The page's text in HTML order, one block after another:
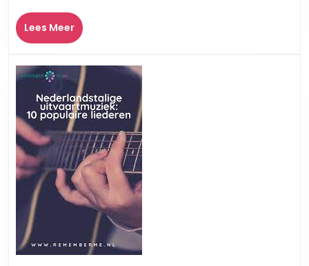
Lees MeerLees
Meer